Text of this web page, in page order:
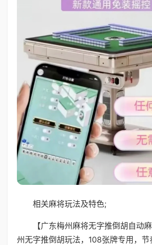
相关麻将玩法及特色;
【广东梅州麻将无字推倒胡自动
州无字推倒胡玩法，108张牌专用，节